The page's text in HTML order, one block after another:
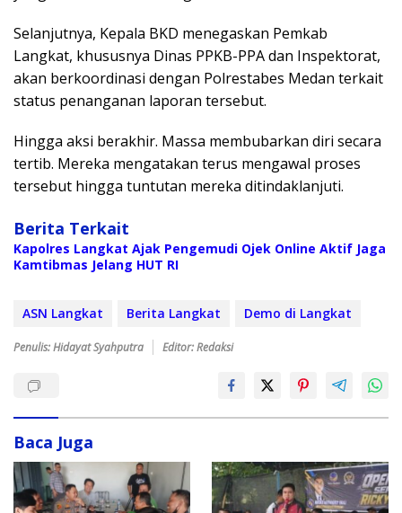
Selanjutnya, Kepala BKD menegaskan Pemkab
Langkat, khususnya Dinas PPKB-PPA dan Inspektorat,
akan berkoordinasi dengan Polrestabes Medan terkait
status penanganan laporan tersebut.
Hingga aksi berakhir. Massa membubarkan diri secara
tertib. Mereka mengatakan terus mengawal proses
tersebut hingga tuntutan mereka ditindaklanjuti.
Berita Terkait
Kapolres Langkat Ajak Pengemudi Ojek Online Aktif Jaga
Kamtibmas Jelang HUT RI
ASN Langkat Berita Langkat Demo di Langkat
Penulis: Hidayat Syahputra Editor: Redaksi
Baca Juga